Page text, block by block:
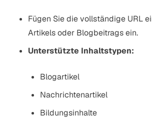
Fügen Sie die vollständige URL
Artikels oder Blogbeitrags ein.
Unterstützte Inhaltstypen:
Blogartikel
Nachrichtenartikel
Bildungsinhalte